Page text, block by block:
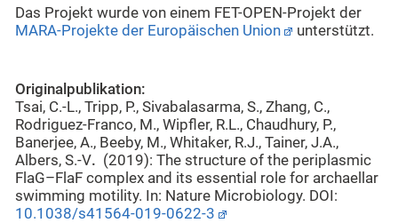
Das Projekt wurde von einem FET-OPEN-Projekt der
MARA-Projekte der Europäischen Union
unterstützt.
Originalpublikation:
Tsai, C.-L., Tripp, P., Sivabalasarma, S., Zhang, C.,
Rodriguez-Franco, M., Wipfler, R.L., Chaudhury, P.,
Banerjee, A., Beeby, M., Whitaker, R.J., Tainer, J.A.,
Albers, S.-V. (2019): The structure of the periplasmic
FlaG–FlaF complex and its essential role for archaellar
swimming motility. In: Nature Microbiology. DOI:
10.1038/s41564-019-0622-3